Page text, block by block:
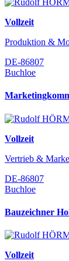
Vollzeit
Produktion &
DE-86807
Buchloe
Vollzeit
Vertrieb &
DE-86807
Buchloe
Bauzeichner
Vollzeit